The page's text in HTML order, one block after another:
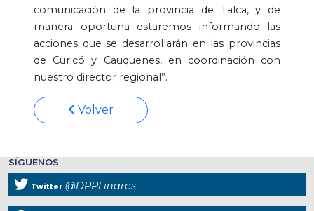
comunicación de la provincia de Talca, y de
manera oportuna estaremos informando las
acciones que se desarrollarán en las provincias
de Curicó y Cauquenes, en coordinación con
nuestro director regional”.
Volver
SÍGUENOS
Twitter @DPPLinares